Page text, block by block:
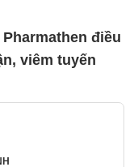
điều
viêm tuyến